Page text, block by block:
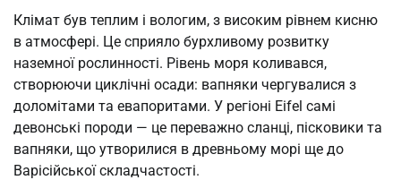
Клімат був теплим і вологим, з високим рівнем кисню
в атмосфері. Це сприяло бурхливому розвитку
наземної рослинності. Рівень моря коливався,
створюючи циклічні осади: вапняки чергувалися з
доломітами та евапоритами. У регіоні Eifel самі
девонські породи — це переважно сланці, пісковики та
вапняки, що утворилися в древньому морі ще до
Варісійської складчастості.